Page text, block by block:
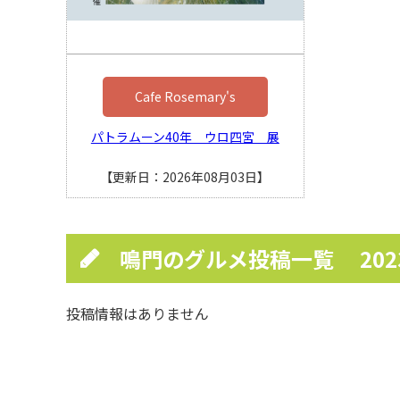
Cafe Rosemary's
パトラムーン40年 ウロ四宮 展
【更新日：2026年08月03日】
鳴門のグルメ投稿一覧
投稿情報はありません